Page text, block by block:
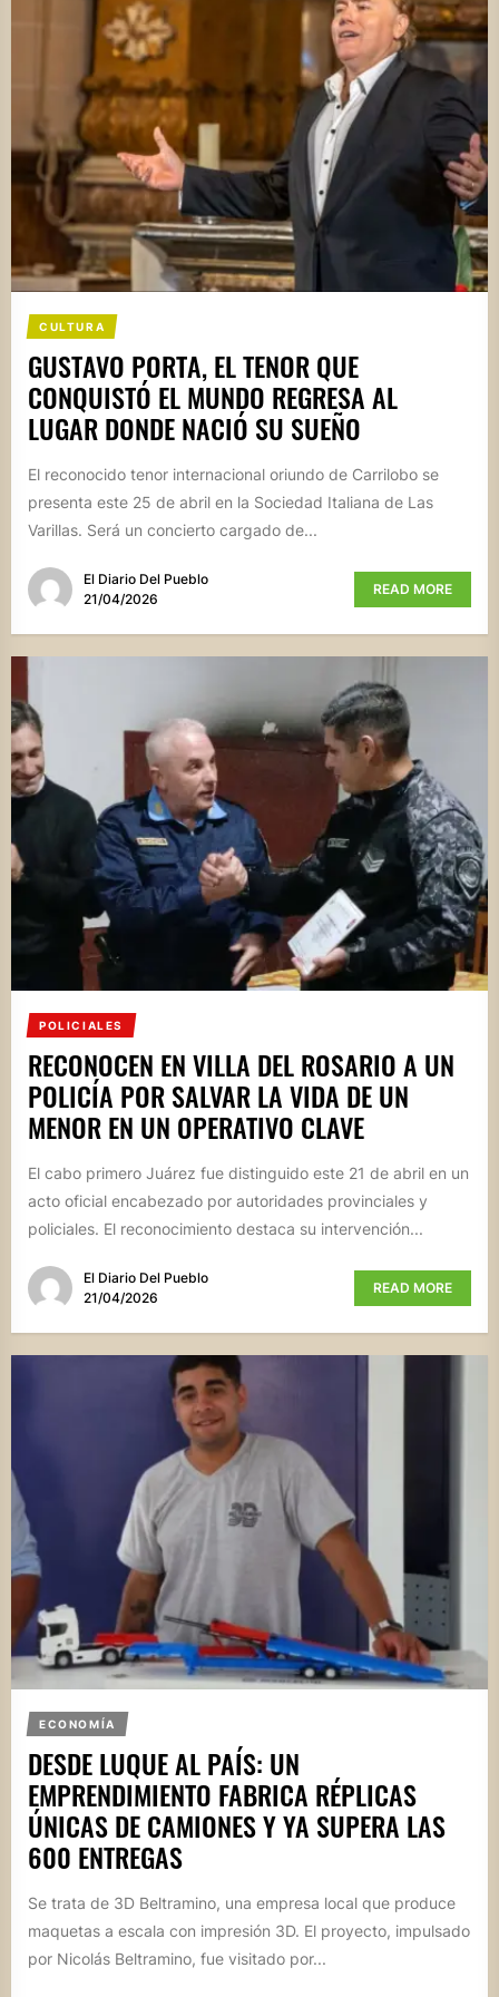
CULTURA
GUSTAVO PORTA, EL TENOR QUE
CONQUISTÓ EL MUNDO REGRESA AL
LUGAR DONDE NACIÓ SU SUEÑO
El reconocido tenor internacional oriundo de Carrilobo se
presenta este 25 de abril en la Sociedad Italiana de Las
Varillas. Será un concierto cargado de...
El Diario Del Pueblo
21/04/2026
READ MORE
POLICIALES
RECONOCEN EN VILLA DEL ROSARIO A UN
POLICÍA POR SALVAR LA VIDA DE UN
MENOR EN UN OPERATIVO CLAVE
El cabo primero Juárez fue distinguido este 21 de abril en un
acto oficial encabezado por autoridades provinciales y
policiales. El reconocimiento destaca su intervención...
El Diario Del Pueblo
21/04/2026
READ MORE
ECONOMÍA
DESDE LUQUE AL PAÍS: UN
EMPRENDIMIENTO FABRICA RÉPLICAS
ÚNICAS DE CAMIONES Y YA SUPERA LAS
600 ENTREGAS
Se trata de 3D Beltramino, una empresa local que produce
maquetas a escala con impresión 3D. El proyecto, impulsado
por Nicolás Beltramino, fue visitado por...